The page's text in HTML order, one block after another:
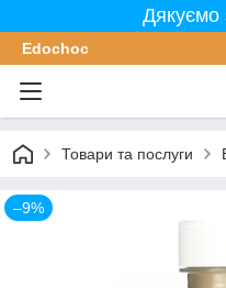
Дякуємо
Edochoс
Товари та послуги
–9%